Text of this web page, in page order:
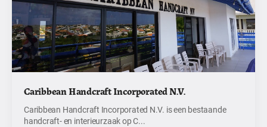
Caribbean Handcraft Incorporated N.V.
Caribbean Handcraft Incorporated N.V. is een bestaande
handcraft- en interieurzaak op C...